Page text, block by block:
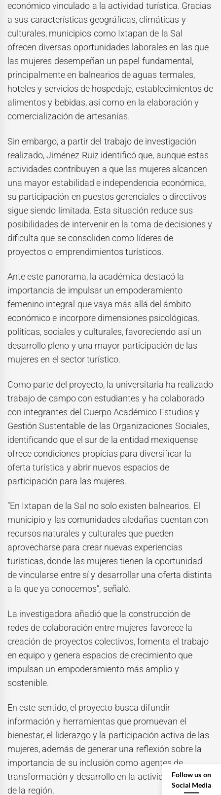
económico vinculado a la actividad turística. Gracias
a sus características geográficas, climáticas y
culturales, municipios como Ixtapan de la Sal
ofrecen diversas oportunidades laborales en las que
las mujeres desempeñan un papel fundamental,
principalmente en balnearios de aguas termales,
hoteles y servicios de hospedaje, establecimientos de
alimentos y bebidas, así como en la elaboración y
comercialización de artesanías.
Sin embargo, a partir del trabajo de investigación
realizado, Jiménez Ruiz identificó que, aunque estas
actividades contribuyen a que las mujeres alcancen
una mayor estabilidad e independencia económica,
su participación en puestos gerenciales o directivos
sigue siendo limitada. Esta situación reduce sus
posibilidades de intervenir en la toma de decisiones y
dificulta que se consoliden como líderes de
proyectos o emprendimientos turísticos.
Ante este panorama, la académica destacó la
importancia de impulsar un empoderamiento
femenino integral que vaya más allá del ámbito
económico e incorpore dimensiones psicológicas,
políticas, sociales y culturales, favoreciendo así un
desarrollo pleno y una mayor participación de las
mujeres en el sector turístico.
Como parte del proyecto, la universitaria ha realizado
trabajo de campo con estudiantes y ha colaborado
con integrantes del Cuerpo Académico Estudios y
Gestión Sustentable de las Organizaciones Sociales,
identificando que el sur de la entidad mexiquense
ofrece condiciones propicias para diversificar la
oferta turística y abrir nuevos espacios de
participación para las mujeres.
“En Ixtapan de la Sal no solo existen balnearios. El
municipio y las comunidades aledañas cuentan con
recursos naturales y culturales que pueden
aprovecharse para crear nuevas experiencias
turísticas, donde las mujeres tienen la oportunidad
de vincularse entre sí y desarrollar una oferta distinta
a la que ya conocemos”, señaló.
La investigadora añadió que la construcción de
redes de colaboración entre mujeres favorece la
creación de proyectos colectivos, fomenta el trabajo
en equipo y genera espacios de crecimiento que
impulsan un empoderamiento más amplio y
sostenible.
En este sentido, el proyecto busca difundir
información y herramientas que promuevan el
bienestar, el liderazgo y la participación activa de las
mujeres, además de generar una reflexión sobre la
importancia de su inclusión como agentes de
transformación y desarrollo en la actividad turística
de la región.
Follow us on
Social Media